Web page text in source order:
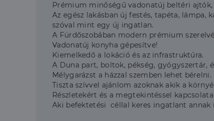
Prémium minőségű vadonatúj beltéri
Az egész lakásban új festés, tapéta,
szóval mint egy új ingatlan.
A Fürdőszobában modern prémium
Vadonatúj konyha gépesítve!
Kiemelkedő a lokáció és az infrastruktúra.
A Duna part, boltok, pékség, gyógyszertár,
Mélygarázst a házzal szemben lehet bérelni.
Tiszta szívvel ajánlom azoknak akik a
Részletekért és a megtekintéssel
Aki befektetési céllal keres ingatlant